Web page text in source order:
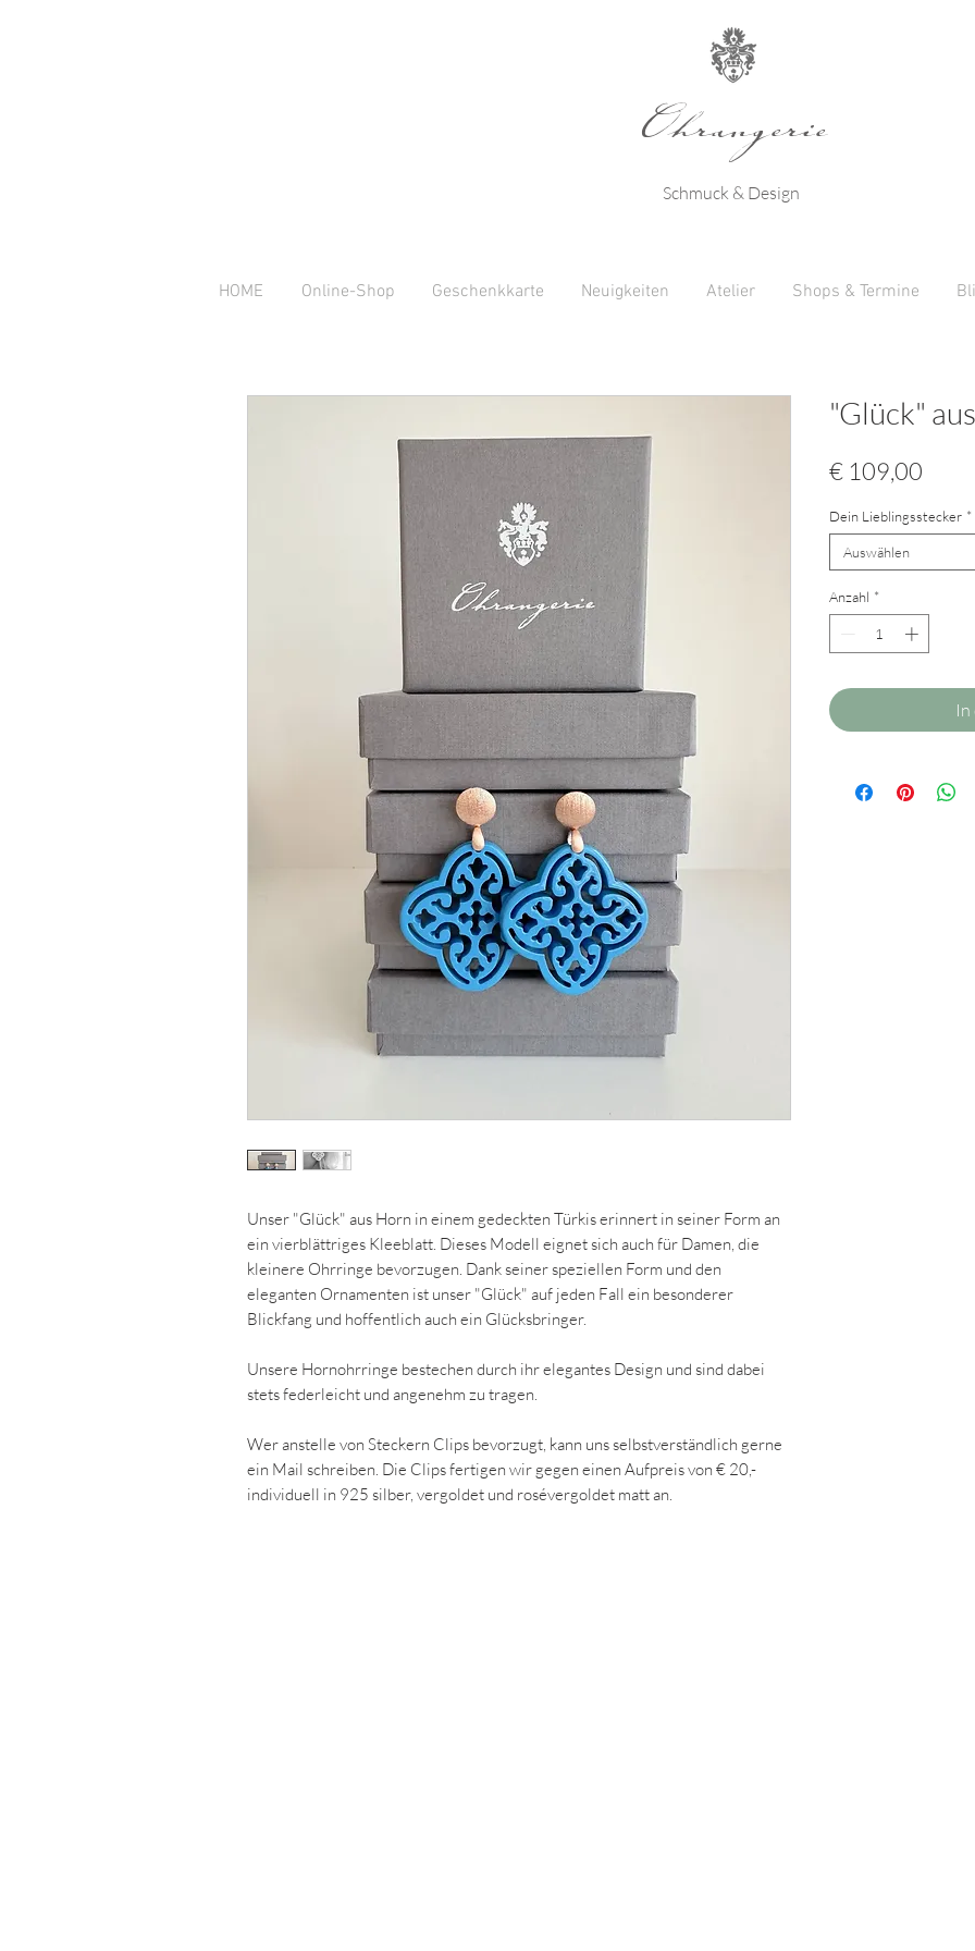
Schmuck & Design
Ohrangerie
Unser "Glück" aus Horn in einem gedeckten Türkis erinnert in seiner Form an
ein vierblättriges Kleeblatt. Dieses Modell eignet sich auch für Damen, die
kleinere Ohrringe bevorzugen. Dank seiner speziellen Form und den
eleganten Ornamenten ist unser "Glück" auf jeden Fall ein besonderer
Blickfang und hoffentlich auch ein Glücksbringer.
Unsere Hornohrringe bestechen durch ihr elegantes Design und sind dabei
stets federleicht und angenehm zu tragen.
Wer anstelle von Steckern Clips bevorzugt, kann uns selbstverständlich gerne
ein Mail schreiben. Die Clips fertigen wir gegen einen Aufpreis von € 20,-
individuell in 925 silber, vergoldet und rosévergoldet matt an.
"Glück"
€ 109,00
Dein Lieblingsstecker *
Auswählen
Anzahl *
HOME Online-Shop Geschenkkarte Neuigkeiten Atelier Shops & Termine